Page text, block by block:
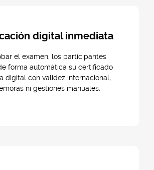
digital inmediata
el examen, los participantes
forma automática su certificado
digital con validez internacional,
ni gestiones manuales.